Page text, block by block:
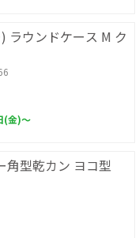
ラウンドケース M ク
(金)～
角型乾カン ヨコ型